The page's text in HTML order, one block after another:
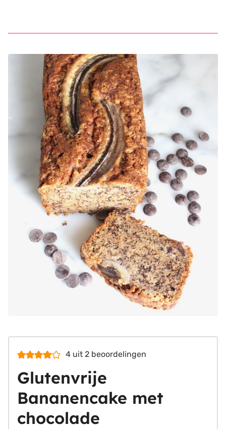
4uit 2beoordelingen
Glutenvrije
Bananencake met
chocolade